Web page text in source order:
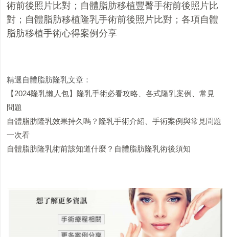
術前後照片比對 ； 自體脂肪移植豐臀手術前後照片比
對 ； 自體脂肪移植隆乳手術前後照片比對 ；各項自體
脂肪移植手術心得案例分享
精選自體脂肪隆乳文章：
【2024隆乳懶人包】隆乳手術必看攻略、各式隆乳案例、常見
問題
自體脂肪隆乳效果持久嗎？隆乳手術介紹、手術案例與常見問題
一次看
自體脂肪隆乳術前該知道什麼？自體脂肪隆乳術後須知